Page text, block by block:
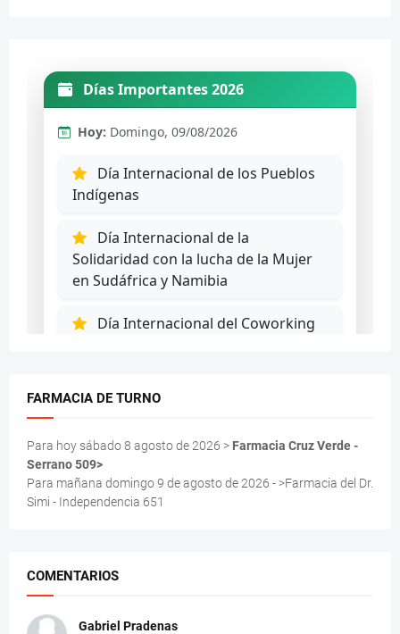
FARMACIA DE TURNO
Para hoy sábado 8 agosto de 2026 > Farmacia Cruz Verde -
Serrano 509>
Para mañana domingo 9 de agosto de 2026 - >Farmacia del Dr.
Simi - Independencia 651
COMENTARIOS
Gabriel Pradenas